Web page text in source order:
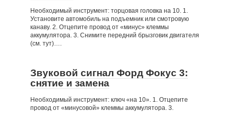
Необходимый инструмент: торцовая головка на 10. 1.
Установите автомобиль на подъемник или смотровую
канаву. 2. Отцепите провод от «минус» клеммы
аккумулятора. 3. Снимите передний брызговик двигателя
(см. тут)….
Звуковой сигнал Форд Фокус 3:
снятие и замена
Необходимый инструмент: ключ «на 10». 1. Отцепите
провод от «минусовой» клеммы аккумулятора. 3.